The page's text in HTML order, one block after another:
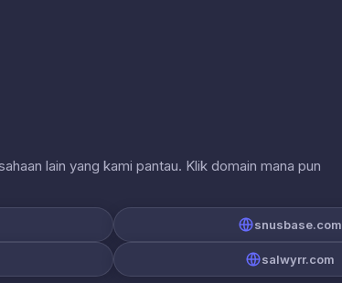
lain yang kami pantau. Klik domain mana pun
snusbase.com
salwyrr.com